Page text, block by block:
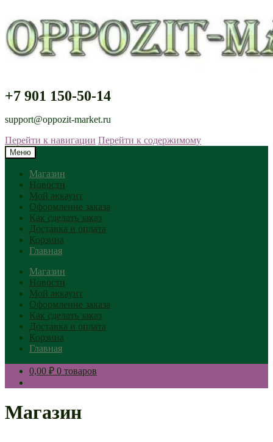
+7 901 150-50-14
support@oppozit-market.ru
Перейти к навигации Перейти к содержимому
Меню
Магазин
Новости
Мой аккаунт
Оформление заказа
Как сделать заказ
Доставка и оплата
Корзина
Главная
Магазин
Новости
Мой аккаунт
Оформление заказа
Как сделать заказ
Доставка и оплата
Корзина
Главная
0,00 ₽ 0 товаров
Магазин